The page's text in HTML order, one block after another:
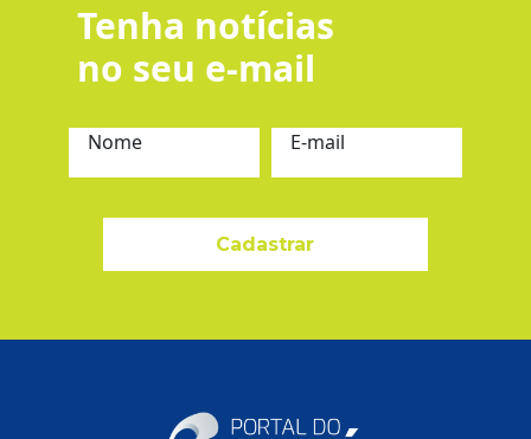
Tenha notícias
no seu e-mail
Nome E-mail
Cadastrar